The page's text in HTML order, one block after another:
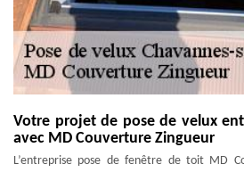
Votre projet de pose de velux
avec MD Couverture Zingueur
L’entreprise pose de fenêtre de toit MD